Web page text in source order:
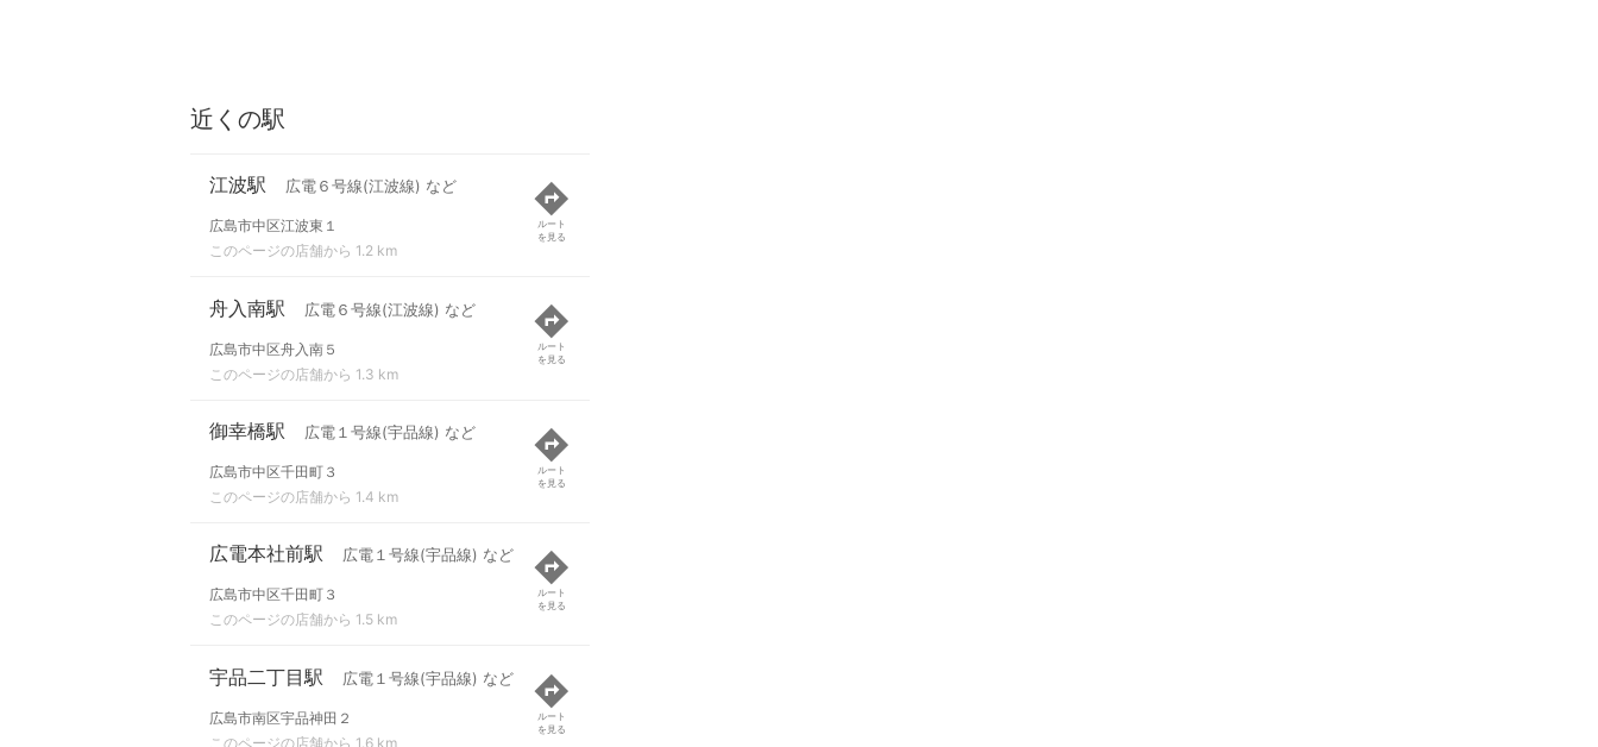
近くの駅
江波駅 広電６号線(江波線) など
広島市中区江波東１
このページの店舗から 1.2 km
ルート
を見る
舟入南駅 広電６号線(江波線) など
広島市中区舟入南５
このページの店舗から 1.3 km
ルート
を見る
御幸橋駅 広電１号線(宇品線) など
広島市中区千田町３
このページの店舗から 1.4 km
ルート
を見る
広電本社前駅 広電１号線(宇品線) など
広島市中区千田町３
このページの店舗から 1.5 km
ルート
を見る
宇品二丁目駅 広電１号線(宇品線) など
広島市南区宇品神田２
このページの店舗から 1.6 km
ルート
を見る